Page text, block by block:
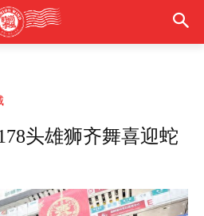
头雄狮齐舞喜迎蛇